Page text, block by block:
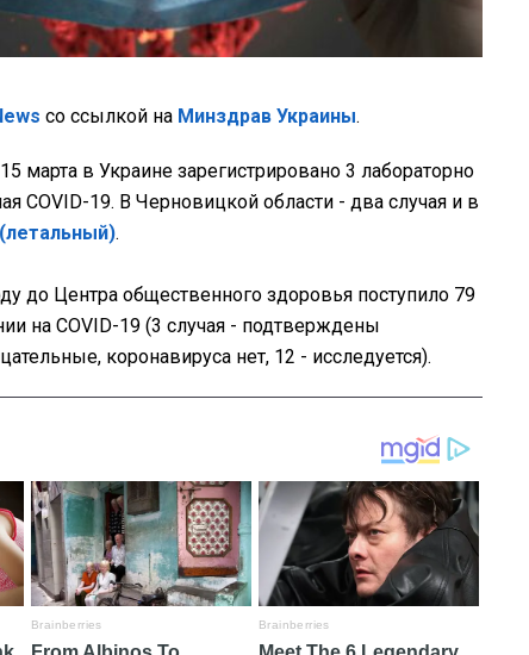
со ссылкой на Минздрав Украины.
марта в Украине зарегистрировано 3 лабораторно
COVID-19. В Черновицкой области - два случая и в
.
до Центра общественного здоровья поступило 79
на COVID-19 (3 ​​случая - подтверждены
коронавируса нет, 12 - исследуется).